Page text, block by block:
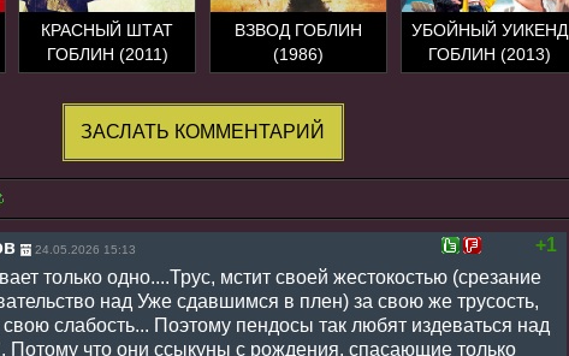
КРАСНЫЙ ШТАТ
ГОБЛИН (2011)
ВЗВОД ГОБЛИН
(1986)
УБОЙНЫЙ УИКЕНД
ГОБЛИН (2013)
ЗАСЛАТЬ КОММЕНТАРИЙ
+1
24.05.2026 15:13
только одно....Трус, мстит своей жестокостью (срезание
над Уже сдавшимся в плен) за свою же трусость,
слабость... Поэтому пендосы так любят издеваться над
что они ссыкуны с рождения, спасающие только